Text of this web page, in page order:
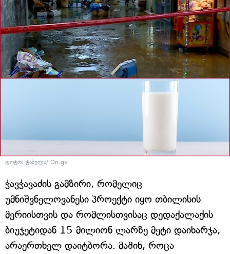
ფოტო: ტაბულა/ On.ge
ჭავჭავაძის გამზირი, რომელიც
უმნიშვნელოვანესი პროექტი იყო თბილისის
მერიისთვის და რომლისთვისაც დედაქალაქის
ბიუჯეტიდან 15 მილიონ ლარზე მეტი დაიხარჯა,
არაერთხელ დაიტბორა. მაშინ, როცა